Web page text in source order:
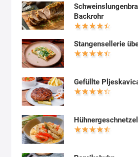
Backrohr
Stangensellerie
Gefüllte